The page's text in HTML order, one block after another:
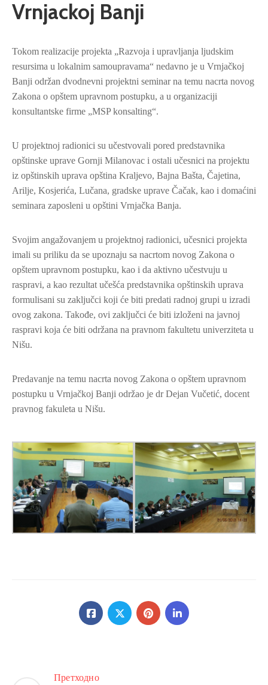
Vrnjackoj Banji
Tokom realizacije projekta „Razvoja i upravljanja ljudskim
resursima u lokalnim samoupravama“ nedavno je u Vrnjačkoj
Banji održan dvodnevni projektni seminar na temu nacrta novog
Zakona o opštem upravnom postupku, a u organizaciji
konsultantske firme „MSP konsalting“.
U projektnoj radionici su učestvovali pored predstavnika
opštinske uprave Gornji Milanovac i ostali učesnici na projektu
iz opštinskih uprava opština Kraljevo, Bajna Bašta, Čajetina,
Arilje, Kosjerića, Lučana, gradske uprave Čačak, kao i domaćini
seminara zaposleni u opštini Vrnjačka Banja.
Svojim angažovanjem u projektnoj radionici, učesnici projekta
imali su priliku da se upoznaju sa nacrtom novog Zakona o
opštem upravnom postupku, kao i da aktivno učestvuju u
raspravi, a kao rezultat učešća predstavnika opštinskih uprava
formulisani su zaključci koji će biti predati radnoj grupi u izradi
ovog zakona. Takođe, ovi zaključci će biti izloženi na javnoj
raspravi koja će biti održana na pravnom fakultetu univerziteta u
Nišu.
Predavanje na temu nacrta novog Zakona o opštem upravnom
postupku u Vrnjačkoj Banji održao je dr Dejan Vučetić, docent
pravnog fakuleta u Nišu.
Претходно